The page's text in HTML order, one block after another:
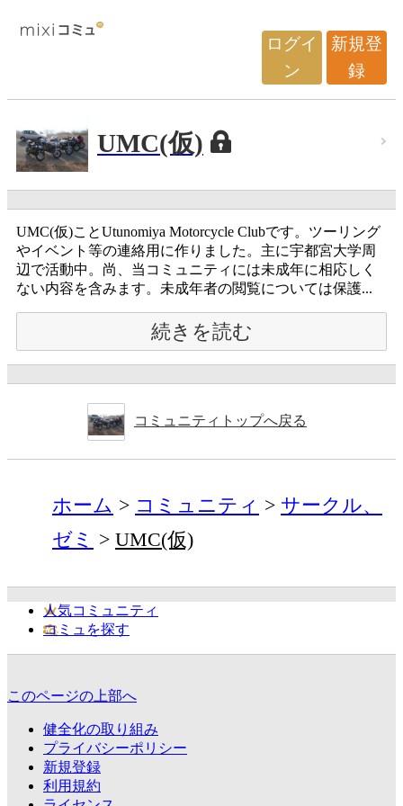
ログイ
ン
新規登
録
UMC(仮)
UMC(仮)ことUtunomiya Motorcycle Clubです。ツーリング
やイベント等の連絡用に作りました。主に宇都宮大学周
辺で活動中。尚、当コミュニティには未成年に相応しく
ない内容を含みます。未成年者の閲覧については保護...
続きを読む
コミュニティトップへ戻る
ホーム コミュニティ
サークル、
ゼミ
UMC(仮)
人気コミュニティ
コミュを探す
このページの上部へ
健全化の取り組み
プライバシーポリシー
新規登録
利用規約